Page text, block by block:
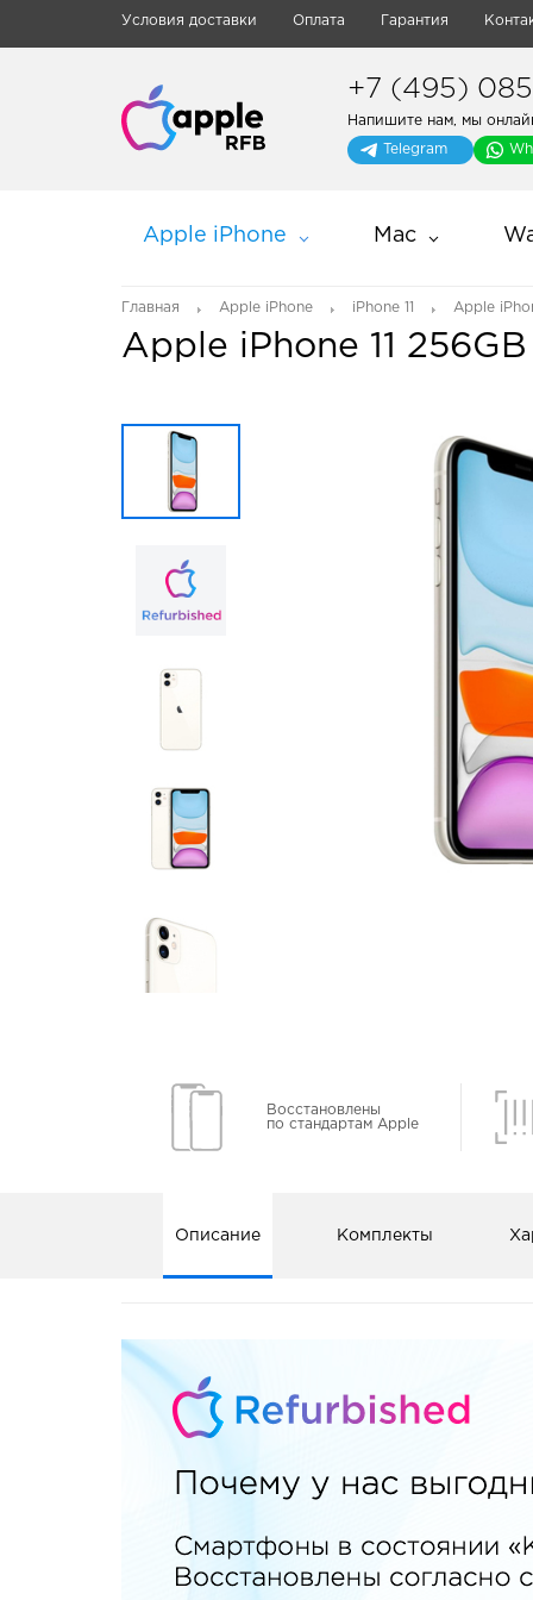
Условия доставки Оплата Гарантия
+7 (495) 085-
Напишите нам, мы
Telegram
Apple iPhone Mac
Главная Apple iPhone iPhone 11 Apple
Apple iPhone 11
Восстановлены
по стандартам Apple
Описание Комплекты